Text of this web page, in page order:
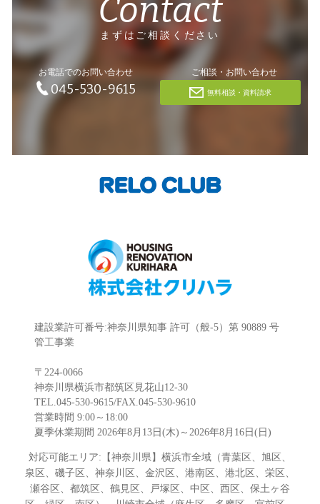
Contact
まずはご相談ください
お電話でのお問い合わせ
045-530-9615
ご相談・お問い合わせ
無料相談・資料請求
建設業許可番号:神奈川県知事 許可（般-5）第 90889 号
管工事業
〒224-0066
神奈川県横浜市都筑区見花山12-30
TEL.045-530-9615/FAX.045-530-9610
営業時間 9:00～18:00
夏季休業期間 2026年8月13日(木)～2026年8月16日(日)
対応可能エリア:【神奈川県】横浜市全域（青葉区、旭区、
泉区、磯子区、神奈川区、金沢区、港南区、港北区、栄区、
瀬谷区、都筑区、鶴見区、戸塚区、中区、西区、保土ヶ谷